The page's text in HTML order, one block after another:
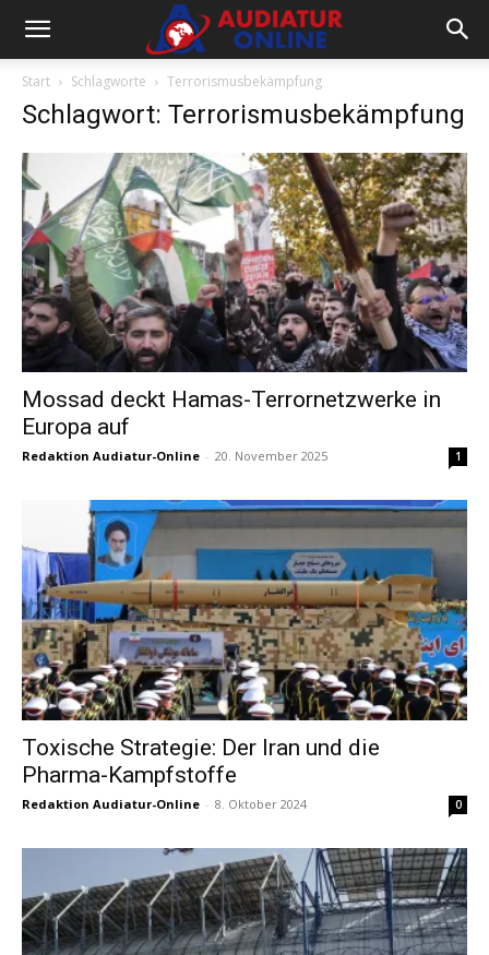
Start Schlagworte Terrorismusbekämpfung
Schlagwort: Terrorismusbekämpfung
Mossad deckt Hamas-Terrornetzwerke in
Europa auf
Redaktion Audiatur-Online - 20. November 2025 1
Toxische Strategie: Der Iran und die
Pharma-Kampfstoffe
Redaktion Audiatur-Online - 8. Oktober 2024 0